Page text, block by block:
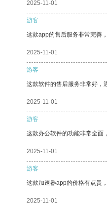
2025-11-01
游客
这款app的售后服务非常完善
2025-11-01
游客
这款软件的售后服务非常好，
2025-11-01
游客
这款办公软件的功能非常全面
2025-11-01
游客
这款加速器app的价格有点贵
2025-11-01